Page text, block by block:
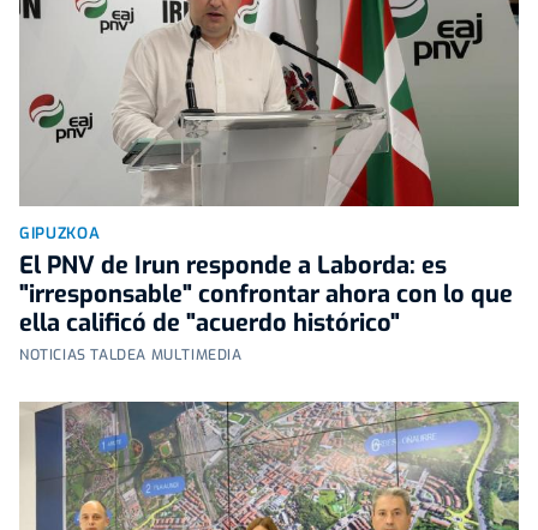
GIPUZKOA
El PNV de Irun responde a Laborda: es
"irresponsable" confrontar ahora con lo que
ella calificó de "acuerdo histórico"
NOTICIAS TALDEA MULTIMEDIA